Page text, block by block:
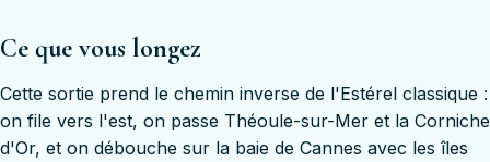
Ce que vous longez
Cette sortie prend le chemin inverse de l'Estérel classique :
on file vers l'est, on passe Théoule-sur-Mer et la Corniche
d'Or, et on débouche sur la baie de Cannes avec les îles